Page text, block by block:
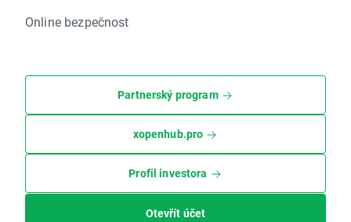
Online bezpečnost
Partnerský program
xopenhub.pro
Profil investora
Otevřít účet